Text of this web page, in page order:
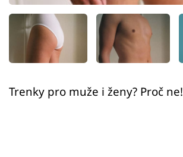
Sledujte nás
Trenky pro muže i ženy? Proč ne!